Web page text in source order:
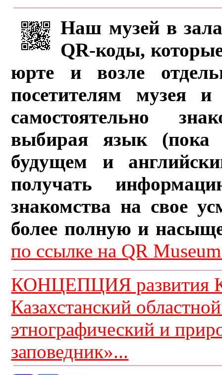
Наш музей в
QR-коды,
юрте и возле
посетителям музея и
самостоятельно
выбирая язык (пока
будущем и
получать
знакомства на свое
более полную и
по ссылке на QR
КОНЦЕПЦИЯ развития
Казахстанский
этнографический и
заповедник»...